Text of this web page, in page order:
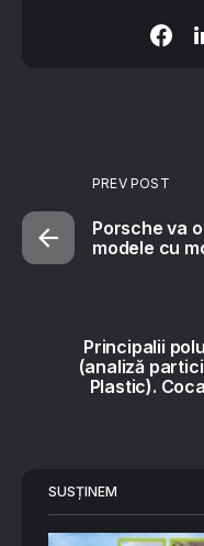
PREV POST
Porsche va
modele cu
Principalii
(analiză
Plastic).
SUSȚINEM